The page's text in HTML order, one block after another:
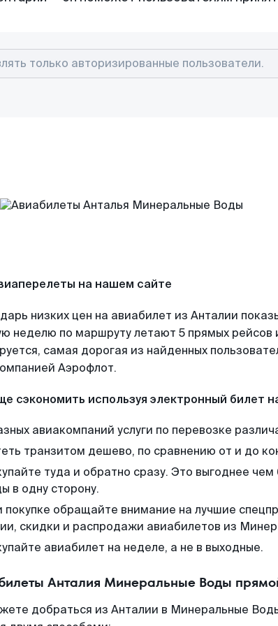
на нашем сайте
низких цен на авиабилет из Анталии
неделю по маршруту летают 5 прямых рейсов
самая дорогая из найденных
Аэрофлот.
сэкономить используя электронный билет
авиакомпаний услуги по перевозке
транзитом дешево, по сравнению от и до
туда и обратно сразу. Это выгоднее
в одну сторону.
покупке обращайте внимание на лучшие
скидки и распродажи авиабилетов из
авиабилет на неделе, а не в выходные.
Анталия Минеральные Воды
добраться из Анталии в Минеральные